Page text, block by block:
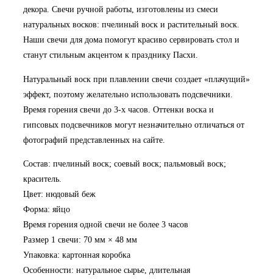
декора. Свечи ручной работы, изготовлены из смеси
натуральных восков: пчелиный воск и растительный воск.
Наши свечи для дома помогут красиво сервировать стол и
станут стильным акцентом к празднику Пасхи.
Натуральный воск при плавлении свечи создает «плачущий»
эффект, поэтому желательно использовать подсвечники.
Время горения свечи до 3-х часов. Оттенки воска и
гипсовых подсвечников могут незначительно отличаться от
фотографий представленных на сайте.
Состав: пчелиный воск; соевый воск; пальмовый воск;
краситель.
Цвет: нюдовый беж
Форма: яйцо
Время горения одной свечи не более 3 часов
Размер 1 свечи: 70 мм × 48 мм
Упаковка: картонная коробка
Особенности: натуральное сырье, длительная